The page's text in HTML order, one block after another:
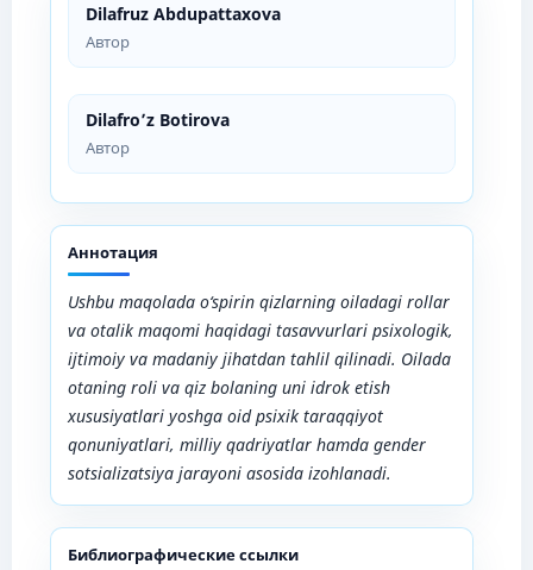
Dilafruz Abdupattaxova
Автор
Dilafro’z Botirova
Автор
Аннотация
Ushbu maqolada o‘spirin qizlarning oiladagi rollar
va otalik maqomi haqidagi tasavvurlari psixologik,
ijtimoiy va madaniy jihatdan tahlil qilinadi. Oilada
otaning roli va qiz bolaning uni idrok etish
xususiyatlari yoshga oid psixik taraqqiyot
qonuniyatlari, milliy qadriyatlar hamda gender
sotsializatsiya jarayoni asosida izohlanadi.
Библиографические ссылки